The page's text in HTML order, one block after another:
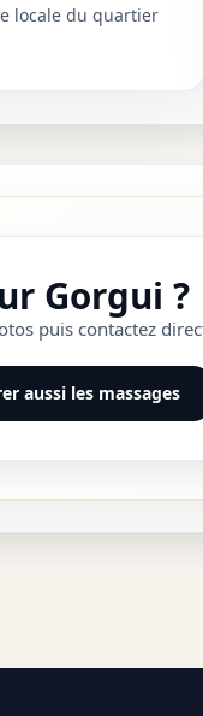
locale du quartier
Gorgui ?
puis contactez
aussi les massages